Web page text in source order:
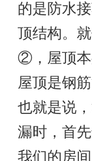
的是防水
顶结构。
②，屋顶本
屋顶是钢
也就是说
漏时，首
我们的房间